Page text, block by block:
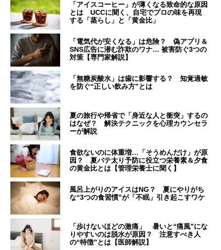
「アイスコーヒー」が薄くなる致命的な原因
とは UCCに聞く、自宅でプロの味を再現
する「蒸らし」と「黄金比」
「電気代が安くなる」は危険？ 偽アプリ＆
SNS広告に潜む詐欺のワナ… 被害防ぐ3つの
対策【専門家解説】
「無糖炭酸水」は歯に影響する？ 知覚過敏
を防ぐ“正しい飲み方”とは
夏の旅行や帰省で「身近な人と衝突」するの
はなぜ？ 解決テクニックを心理カウンセラ
ーが解説
食欲ないのに体重増…「そうめんだけ」が原
因？ 夏バテ太り予防に役立つ栄養素＆夕食
の黄金比とは【管理栄養士に聞く】
風呂上がりのアイスはNG？ 夏にやりがち
な“3つの食習慣”が「不眠」引き起こすワケ
「歩けないほどの激痛」 暑いと“痛風”にな
りやすいのは脱水が原因？ 注意すべき人
の“特徴”とは【医師解説】